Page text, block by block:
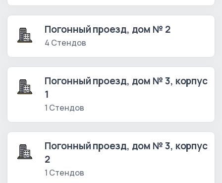
Погонный проезд, дом № 2
4 Стендов
Погонный проезд, дом № 3, корпус
1
1 Стендов
Погонный проезд, дом № 3, корпус
2
1 Стендов